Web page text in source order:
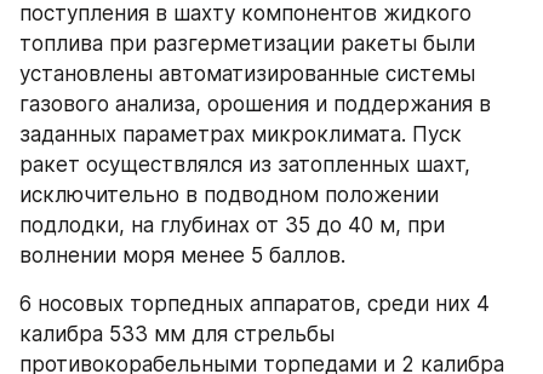
поступления в шахту компонентов жидкого
топлива при разгерметизации ракеты были
установлены автоматизированные системы
газового анализа, орошения и поддержания в
заданных параметрах микроклимата. Пуск
ракет осуществлялся из затопленных шахт,
исключительно в подводном положении
подлодки, на глубинах от 35 до 40 м, при
волнении моря менее 5 баллов.
6 носовых торпедных аппаратов, среди них 4
калибра 533 мм для стрельбы
противокорабельными торпедами и 2 калибра